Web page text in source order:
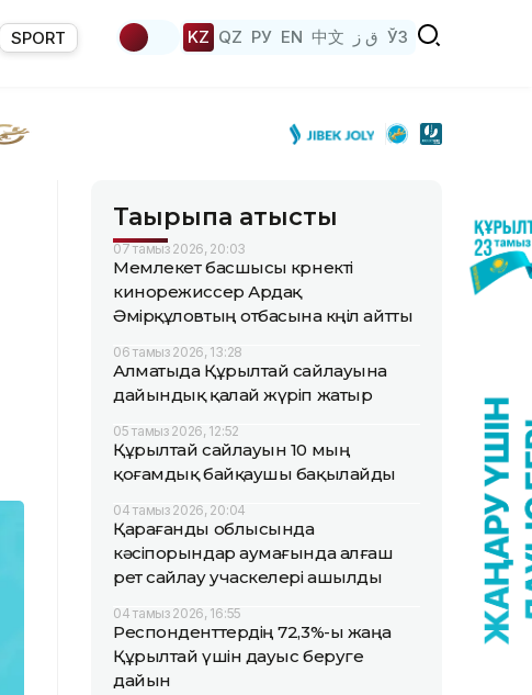
SPORT KZ QZ РУ EN 中文 ق ز ЎЗ
Тақырыпқа қатысты
07 тамыз 2026, 20:03
Мемлекет басшысы көрнекті
кинорежиссер Ардақ
Әмірқұловтың отбасына көңіл айтты
06 тамыз 2026, 13:28
Алматыда Құрылтай сайлауына
дайындық қалай жүріп жатыр
05 тамыз 2026, 12:52
Құрылтай сайлауын 10 мың
қоғамдық байқаушы бақылайды
04 тамыз 2026, 20:04
Қарағанды облысында
кәсіпорындар аумағында алғаш
рет сайлау учаскелері ашылды
04 тамыз 2026, 16:55
Респонденттердің 72,3%-ы жаңа
Құрылтай үшін дауыс беруге
дайын